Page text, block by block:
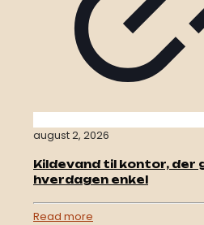
august 2, 2026
Kildevand til kontor, der
hverdagen enkel
Read more